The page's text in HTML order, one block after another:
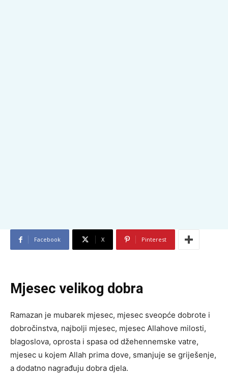
Facebook X Pinterest
Mjesec velikog dobra
Ramazan je mubarek mjesec, mjesec sveopće dobrote i
dobročinstva, najbolji mjesec, mjesec Allahove milosti,
blagoslova, oprosta i spasa od džehennemske vatre,
mjesec u kojem Allah prima dove, smanjuje se griješenje,
a dodatno nagrađuju dobra djela.